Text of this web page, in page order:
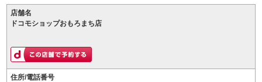
店舗名
ドコモショップおもろまち店
住所/電話番号